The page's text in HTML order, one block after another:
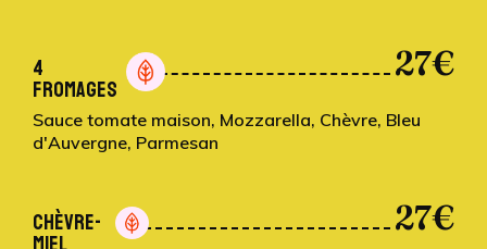
4
FROMAGES
27€
Sauce tomate maison, Mozzarella, Chèvre, Bleu
d'Auvergne, Parmesan
CHÈVRE-
27€